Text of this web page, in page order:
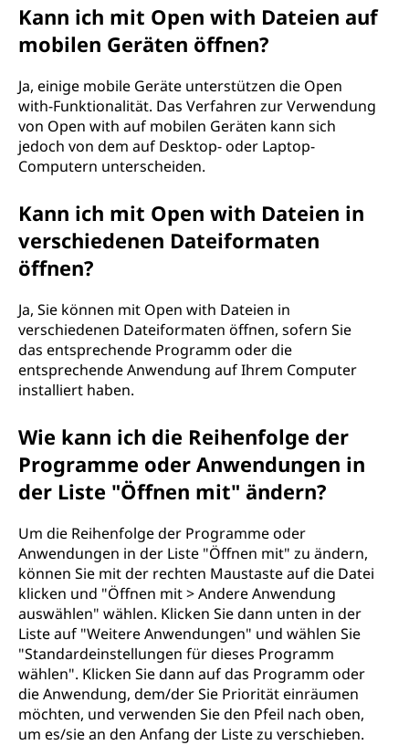
Kann ich mit Open with Dateien auf
mobilen Geräten öffnen?
Ja, einige mobile Geräte unterstützen die Open
with-Funktionalität. Das Verfahren zur Verwendung
von Open with auf mobilen Geräten kann sich
jedoch von dem auf Desktop- oder Laptop-
Computern unterscheiden.
Kann ich mit Open with Dateien in
verschiedenen Dateiformaten
öffnen?
Ja, Sie können mit Open with Dateien in
verschiedenen Dateiformaten öffnen, sofern Sie
das entsprechende Programm oder die
entsprechende Anwendung auf Ihrem Computer
installiert haben.
Wie kann ich die Reihenfolge der
Programme oder Anwendungen in
der Liste "Öffnen mit" ändern?
Um die Reihenfolge der Programme oder
Anwendungen in der Liste "Öffnen mit" zu ändern,
können Sie mit der rechten Maustaste auf die Datei
klicken und "Öffnen mit > Andere Anwendung
auswählen" wählen. Klicken Sie dann unten in der
Liste auf "Weitere Anwendungen" und wählen Sie
"Standardeinstellungen für dieses Programm
wählen". Klicken Sie dann auf das Programm oder
die Anwendung, dem/der Sie Priorität einräumen
möchten, und verwenden Sie den Pfeil nach oben,
um es/sie an den Anfang der Liste zu verschieben.